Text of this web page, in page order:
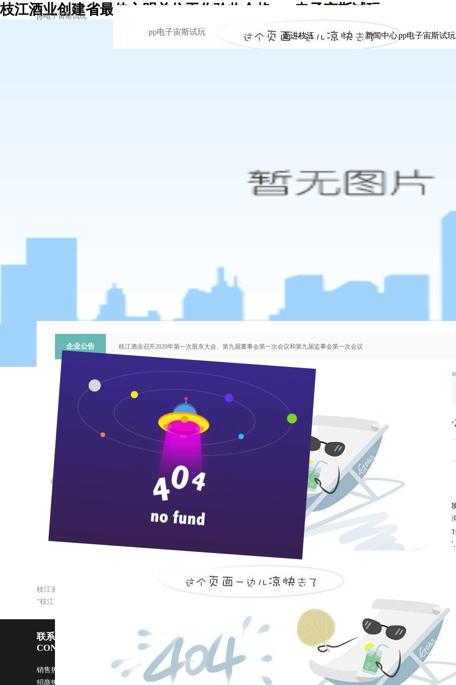
枝江酒业创建省最佳文明单位工作验收合格 -pp电子宙斯试玩
pp电子宙斯试玩
pp电子宙斯试玩
走进枝江
新闻中心pp电子宙斯试
企业公告
枝江酒业召开2020年第一次股东大会、第九届董事会第一次会议和第九届监事会第一次会议
关于提名推荐第六届中国青年科技工作者协会会员人选的公示
枝江酒业召开2018年第二次股东大会、第八届董事会第一次会议和第八届监事会第一次会议
枝江酒业召开2015年第一次股东大会、第七届董事会第一次会议和第七届监事会第一次会议
“谦泰吉文苑”征稿启事
枝江酒业创建省最佳文明单位工作验收
来源：本站 作者：管理员 时间：2005-03-21 浏览 次
3月15日，湖北省文明办罗丹青处长、丁慧斌科长、湖北省广电局孙开明主任等一行，在宜昌、枝江市委宣传部、文明办有
单位的创建工作。枝江酒业公司董事长兼总经理蒋红星陪同并详细介绍了近几年公司文明创建工作及取得的成绩。罗处长一
组一致认为枝江酒业符合创建条件，决定纳入重点推荐单位。近几年，枝江酒业始终坚持“两手抓 两手都要硬”的方针，在大
讲诚信，树立终身学习的风尚，强调人与自然的和谐发展，充分表现了文明创建也是生产力。公司先后荣获“湖北省文明单位”
最佳成长型十大民营企业”“全省思想政治工作先进单位”“宜昌市最佳文明单位”等称号。(付玉华)
枝江酒业荣获“宜昌市再就业先进单位”称号
“枝江”商标在香港核准注册
联系pp电子宙斯试玩
CONTACT US
销售热线：0717-4229999 广告部：ggb@zi9.com 市场部：scb@zj9.com
pp电子宙斯试玩的售后服务：0717-4294699 人力资源部：
招商热线：0717-4229508 / 4229496 传真：0717-4229368 邮政编码：443200 e-mail：
zj9@zj9.com地址：湖北省枝江市迎宾大道